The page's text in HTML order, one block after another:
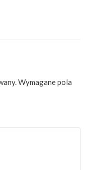
Wymagane pola